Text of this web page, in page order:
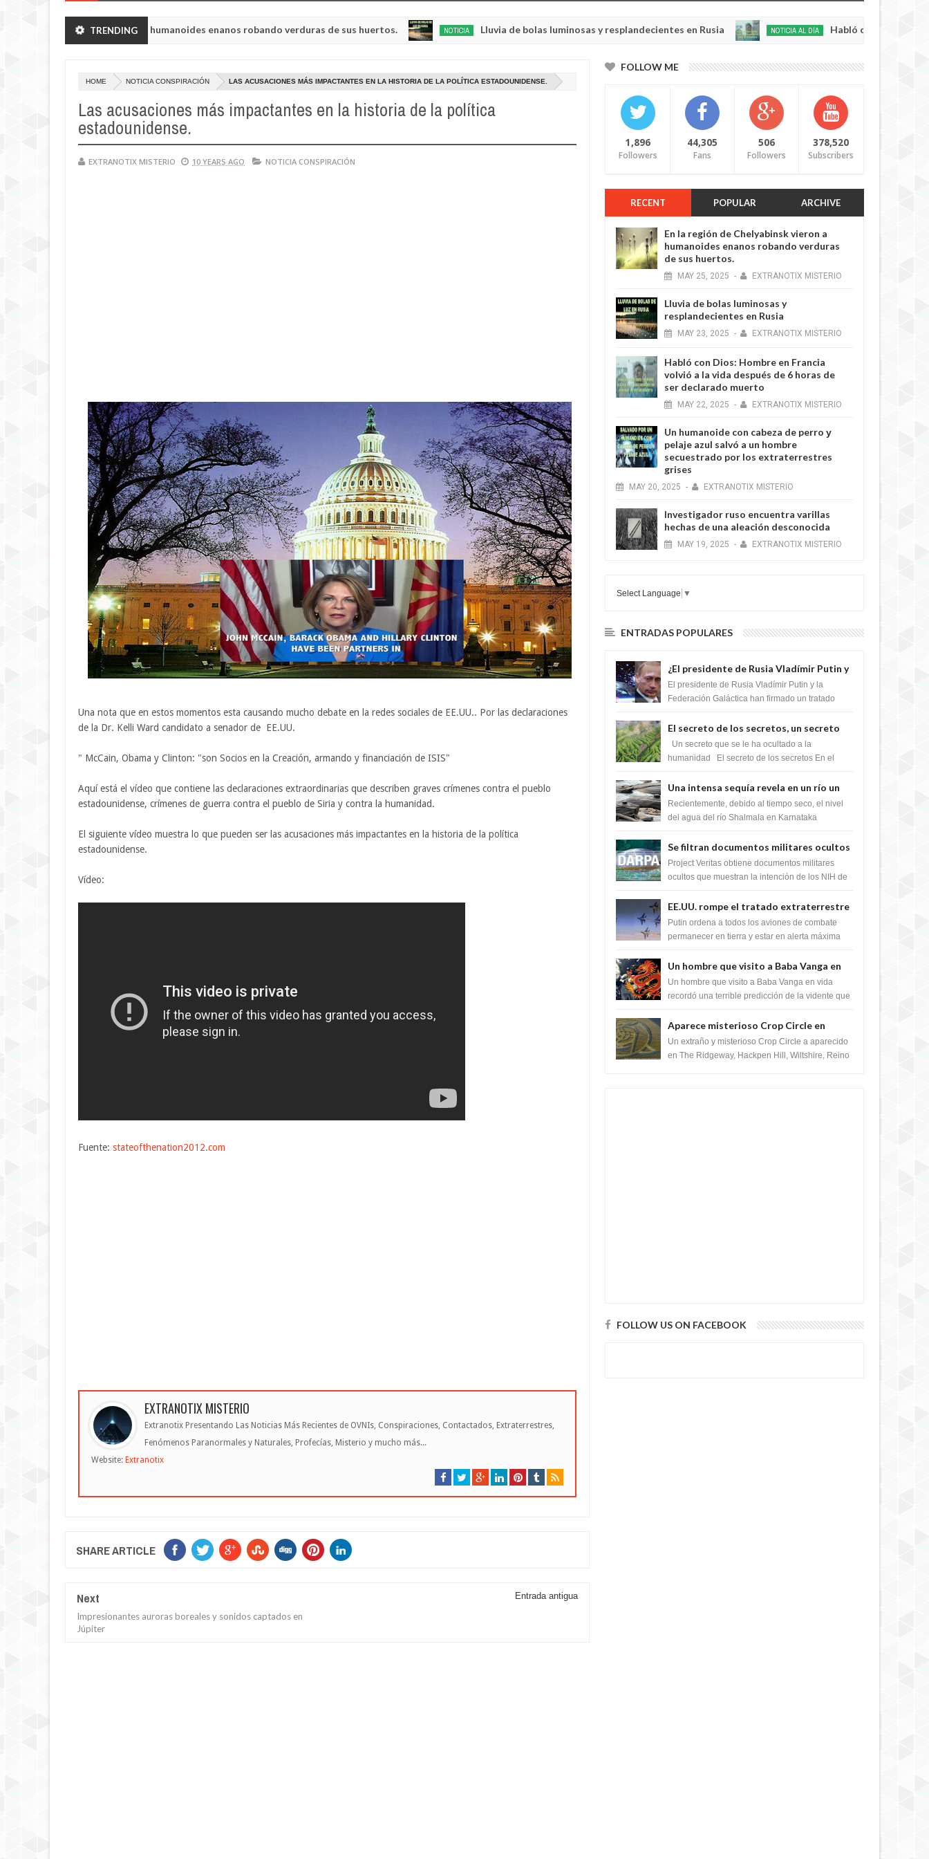
TRENDING
Chelyabinsk vieron a humanoides enanos robando verduras de sus huertos. NOTICIA Lluvia de bolas luminosas y resplandecientes en Rusia
20250
NOTICIA AL DÍA Habló con Dios: Hombre en
HOME NOTICIA CONSPIRACIÓN LAS ACUSACIONES MÁS IMPACTANTES EN LA HISTORIA DE LA POLÍTICA ESTADOUNIDENSE.
Las acusaciones más impactantes en la historia de la política
estadounidense.
EXTRANOTIX MISTERIO 10 YEARS AGO NOTICIA CONSPIRACIÓN
Una nota que en estos momentos esta causando mucho debate en la redes sociales de EE.UU.. Por las declaraciones
de la Dr. Kelli Ward candidato a senador de EE.UU.
" McCain, Obama y Clinton: "son Socios en la Creación, armando y financiación de ISIS"
Aquí está el vídeo que contiene las declaraciones extraordinarias que describen graves crímenes contra el pueblo
estadounidense, crímenes de guerra contra el pueblo de Siria y contra la humanidad.
El siguiente vídeo muestra lo que pueden ser las acusaciones más impactantes en la historia de la política
estadounidense.
Vídeo:
Fuente: stateofthenation2012.com
EXTRANOTIX MISTERIO
Extranotix Presentando Las Noticias Más Recientes de OVNIs, Conspiraciones, Contactados, Extraterrestres,
Fenómenos Paranormales y Naturales, Profecías, Misterio y mucho más...
Website: Extranotix
SHARE ARTICLE
Next
Impresionantes auroras boreales y sonidos captados en
Júpiter
Entrada antigua
FOLLOW ME
1,896
Followers
44,305
Fans
506
Followers
378,520
Subscribers
RECENT POPULAR ARCHIVE
En la región de Chelyabinsk vieron a
humanoides enanos robando verduras
de sus huertos.
MAY 25, 2025 - EXTRANOTIX MISTERIO
Lluvia de bolas luminosas y
resplandecientes en Rusia
MAY 23, 2025 - EXTRANOTIX MISTERIO
Habló con Dios: Hombre en Francia
volvió a la vida después de 6 horas de
ser declarado muerto
MAY 22, 2025 - EXTRANOTIX MISTERIO
Un humanoide con cabeza de perro у
pelaje azul salvó a un hombre
secuestrado por los extraterrestres
grises
MAY 20, 2025 - EXTRANOTIX MISTERIO
Investigador ruso encuentra varillas
hechas de una aleación desconocida
MAY 19, 2025 - EXTRANOTIX MISTERIO
Select Language ▼
ENTRADAS POPULARES
¿El presidente de Rusia Vladímir Putin y
la Federación Galactica han firmado un
tratado para acabar con los Sionistas?
El presidente de Rusia Vladímir Putin y la
Federación Galáctica han firmado un tratado
Si...
El secreto de los secretos, un secreto
que cambiaría por completo el destino
de la humanidad
Un secreto que se le ha ocultado a la
humanidad El secreto de los secretos En el
m...
Una intensa sequía revela en un río un
impresionante hallazgo de miles de
Shiva Lingas
Recientemente, debido al tiempo seco, el nivel
del agua del río Shalmala en Karnataka
Shiv...
Se filtran documentos militares ocultos
que muestran la intención de los NIH de
crear el SARS-CoV-2, utilizando la
Project Veritas obtiene documentos militares
ocultos que muestran la intención de los NIH de
EE.UU. rompe el tratado extraterrestre
y se prepara para destruir el misterioso
satélite "Caballero Negro"
Putin ordena a todos los aviones de combate
permanecer en tierra y estar en alerta máxima
el ...
Un hombre que visito a Baba Vanga en
vida recordó la terrible predicción de la
vidente para febrero de 2022.
Un hombre que visito a Baba Vanga en vida
recordó una terrible predicción de la vidente que
pron...
Aparece misterioso Crop Circle en
Reino Unido 23 de junio 2016
Un extraño y misterioso Crop Circle a aparecido
en The Ridgeway, Hackpen Hill, Wiltshire, Reino
FOLLOW US ON FACEBOOK